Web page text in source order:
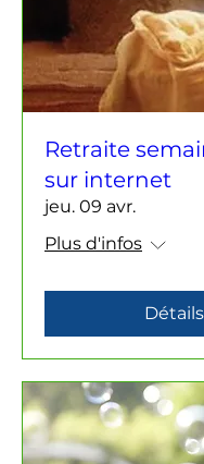
Retraite
sur internet
jeu. 09 avr.
Plus d'infos
Détails